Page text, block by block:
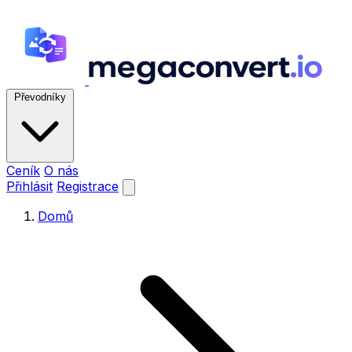
Převodníky
Ceník O nás
Přihlásit Registrace
Domů